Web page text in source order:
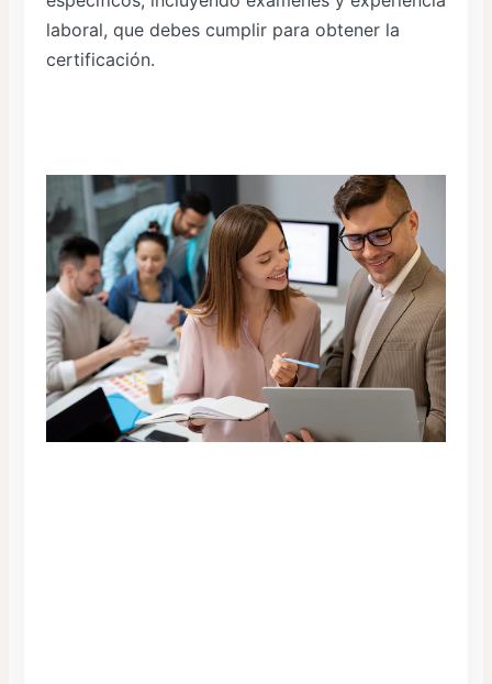
laboral, que debes cumplir para obtener la
certificación.